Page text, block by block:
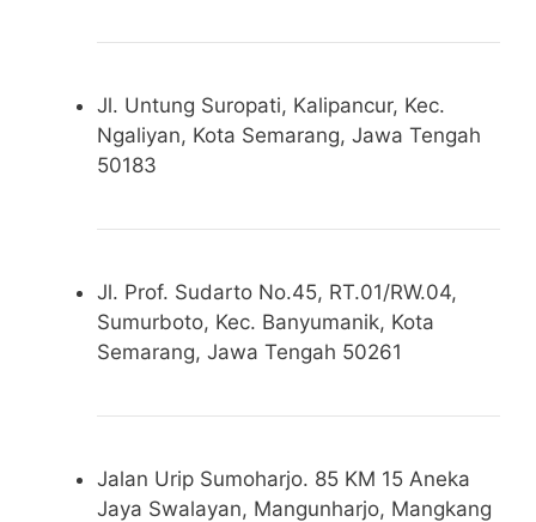
Jl. Untung Suropati, Kalipancur, Kec.
Ngaliyan, Kota Semarang, Jawa Tengah
50183
Jl. Prof. Sudarto No.45, RT.01/RW.04,
Sumurboto, Kec. Banyumanik, Kota
Semarang, Jawa Tengah 50261
Jalan Urip Sumoharjo. 85 KM 15 Aneka
Jaya Swalayan, Mangunharjo, Mangkang